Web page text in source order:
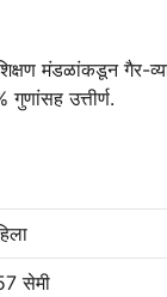
मंडळांकडून गैर-
उत्तीर्ण.
सेमी